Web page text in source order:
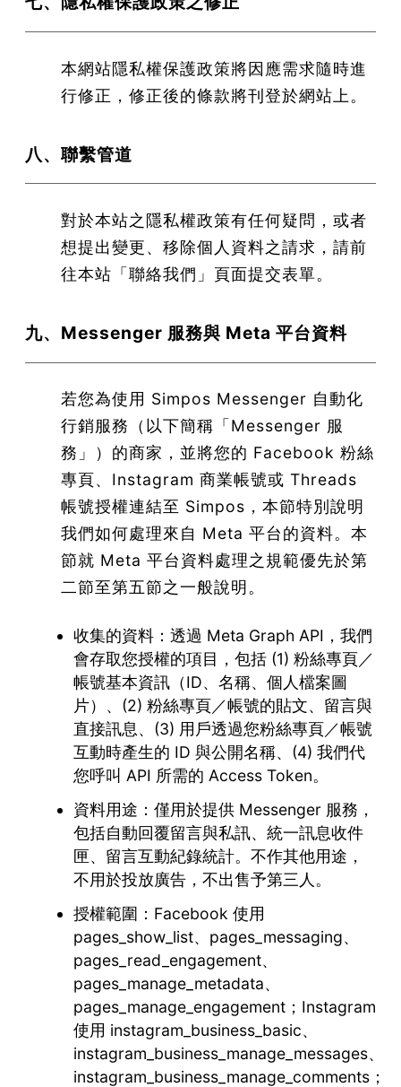
本網站隱私權保護政策將因應需求隨時進
行修正，修正後的條款將刊登於網站上。
八、聯繫管道
對於本站之隱私權政策有任何疑問，或者
想提出變更、移除個人資料之請求，請前
往本站「聯絡我們」頁面提交表單。
九、Messenger 服務與 Meta 平台資料
若您為使用 Simpos Messenger 自動化
行銷服務（以下簡稱「Messenger 服
務」）的商家，並將您的 Facebook 粉絲
專頁、Instagram 商業帳號或 Threads
帳號授權連結至 Simpos，本節特別說明
我們如何處理來自 Meta 平台的資料。本
節就 Meta 平台資料處理之規範優先於第
二節至第五節之一般說明。
收集的資料：透過 Meta Graph API，我們
會存取您授權的項目，包括 (1) 粉絲專頁／
帳號基本資訊（ID、名稱、個人檔案圖
片）、(2) 粉絲專頁／帳號的貼文、留言與
直接訊息、(3) 用戶透過您粉絲專頁／帳號
互動時產生的 ID 與公開名稱、(4) 我們代
您呼叫 API 所需的 Access Token。
資料用途：僅用於提供 Messenger 服務，
包括自動回覆留言與私訊、統一訊息收件
匣、留言互動紀錄統計。不作其他用途，
不用於投放廣告，不出售予第三人。
授權範圍：Facebook 使用
pages_show_list、pages_messaging、
pages_read_engagement、
pages_manage_metadata、
pages_manage_engagement；Instagram
使用 instagram_business_basic、
instagram_business_manage_messages、
instagram_business_manage_comments；